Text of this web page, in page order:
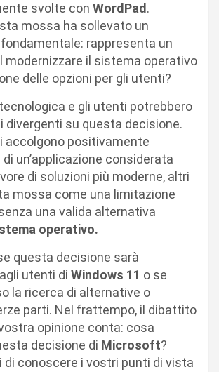
svolte con WordPad .
mossa ha sollevato un
rappresenta un
modernizzare il sistema operativo
delle opzioni per gli utenti?
e gli utenti potrebbero
divergenti su questa decisione.
accolgono positivamente
di un’applicazione considerata
di soluzioni più moderne, altri
mossa come una limitazione
una valida alternativa
operativo.
questa decisione sarà
utenti di Windows 11 o se
la ricerca di alternative o
parti. Nel frattempo, il dibattito
opinione conta: cosa
decisione di Microsoft?
di conoscere i vostri punti di vista